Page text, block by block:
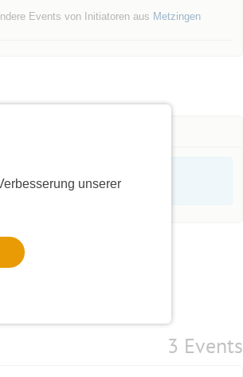
unserer
Events von Initiatoren aus Metzingen
3 Events